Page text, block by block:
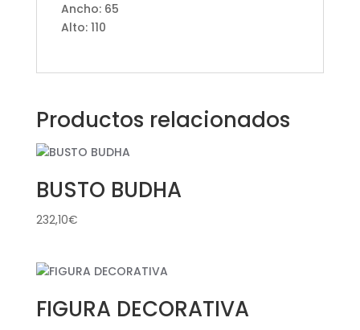
Ancho: 65
Alto: 110
Productos relacionados
BUSTO BUDHA
232,10€
FIGURA DECORATIVA